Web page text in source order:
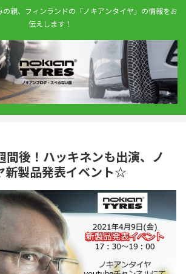
の親、フィンランドの「ノキアンタイヤ」の情報をお
伝えします！
間後！ハッキネンも出演、ノ
新製品発表イベント☆